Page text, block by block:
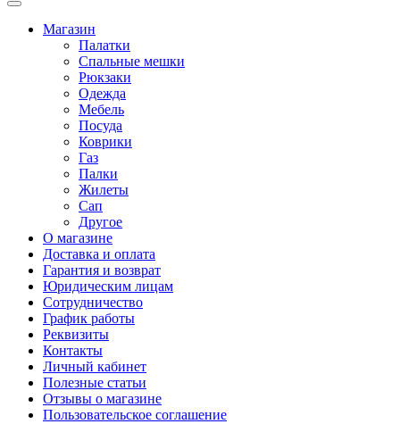
Магазин
Палатки
Спальные мешки
Рюкзаки
Одежда
Мебель
Посуда
Коврики
Газ
Палки
Жилеты
Сап
Другое
О магазине
Доставка и оплата
Гарантия и возврат
Юридическим лицам
Сотрудничество
График работы
Реквизиты
Контакты
Личный кабинет
Полезные статьи
Отзывы о магазине
Пользовательское соглашение